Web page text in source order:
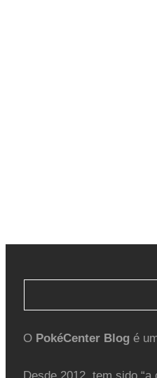
O PokéCenter Blogé